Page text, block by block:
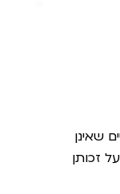
שאינן
זכותן